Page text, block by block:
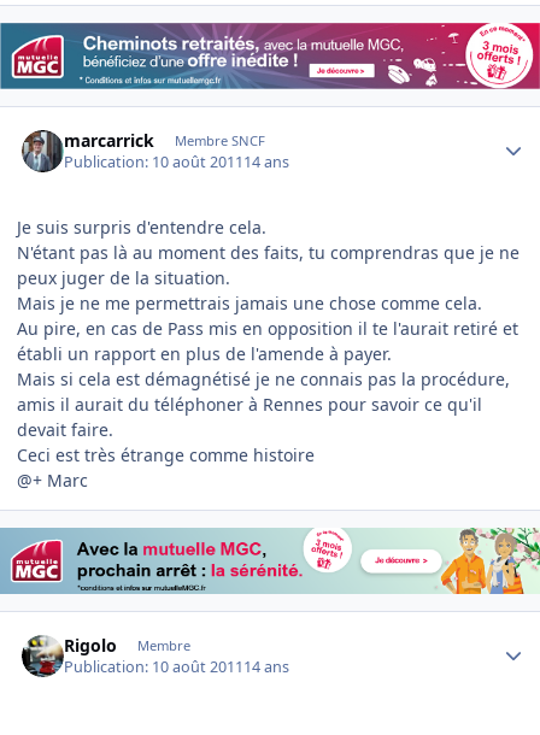
marcarrick Membre SNCF
Publication: 10 août 201114 ans
Je suis surpris d'entendre cela.
N'étant pas là au moment des faits, tu comprendras que je ne
peux juger de la situation.
Mais je ne me permettrais jamais une chose comme cela.
Au pire, en cas de Pass mis en opposition il te l'aurait retiré et
établi un rapport en plus de l'amende à payer.
Mais si cela est démagnétisé je ne connais pas la procédure,
amis il aurait du téléphoner à Rennes pour savoir ce qu'il
devait faire.
Ceci est très étrange comme histoire
@+ Marc
Rigolo Membre
Publication: 10 août 201114 ans